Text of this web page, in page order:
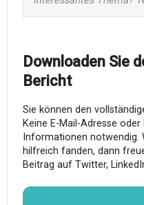
Downloaden Sie
Bericht
Sie können den
Keine E-Mail-Adresse
Informationen notwendig.
hilfreich fanden, dann
Beitrag auf Twitter,